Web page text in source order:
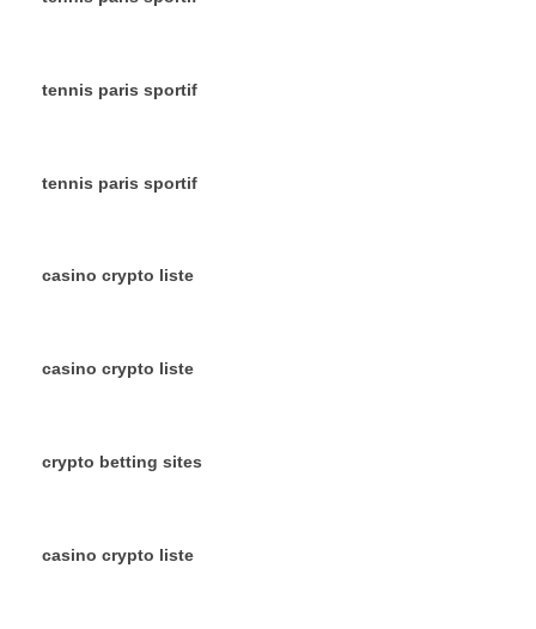
tennis paris sportif
tennis paris sportif
casino crypto liste
casino crypto liste
crypto betting sites
casino crypto liste